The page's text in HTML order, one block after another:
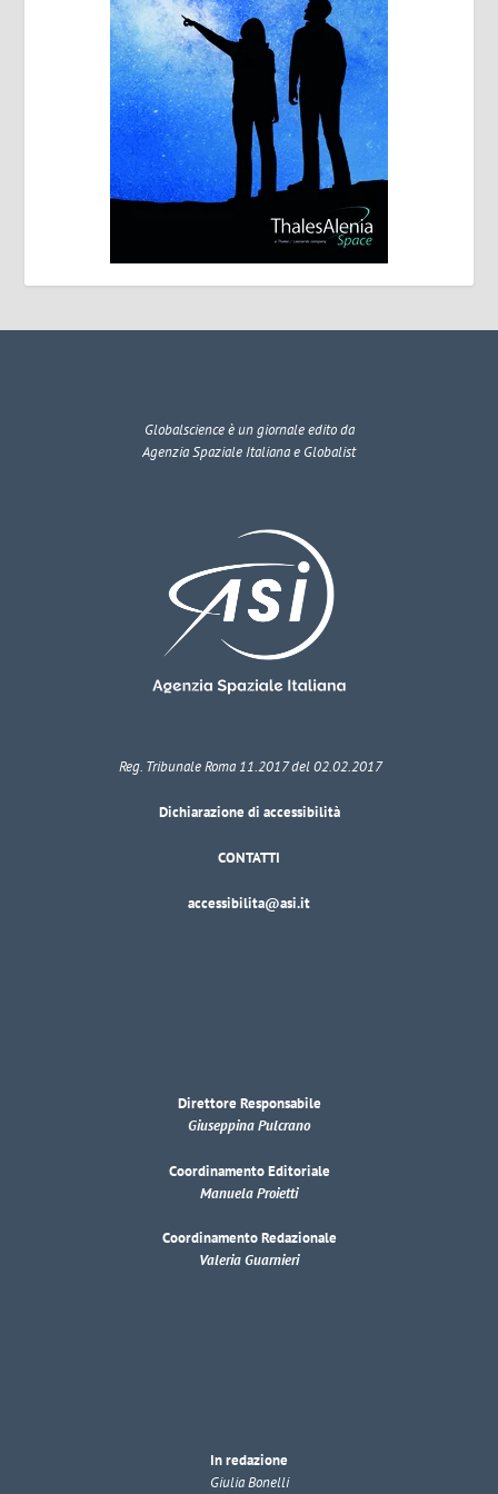
Globalscienceè un giornale edito da
Agenzia Spaziale Italiana e Globalist
Reg. Tribunale Roma 11.2017 del 02.02.2017
Dichiarazione di accessibilità
CONTATTI
accessibilita@asi.it
Direttore Responsabile
Giuseppina Pulcrano
Coordinamento Editoriale
Manuela Proietti
Coordinamento Redazionale
Valeria Guarnieri
In redazione
Giulia Bonelli